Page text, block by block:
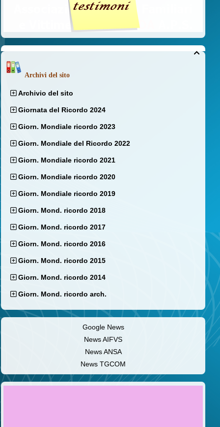

Archivi del sito
Archivio del sito
Giornata del Ricordo 2024
Giorn. Mondiale ricordo 2023
Giorn. Mondiale del Ricordo 2022
Giorn. Mondiale ricordo 2021
Giorn. Mondiale ricordo 2020
Giorn. Mondiale ricordo 2019
Giorn. Mond. ricordo 2018
Giorn. Mond. ricordo 2017
Giorn. Mond. ricordo 2016
Giorn. Mond. ricordo 2015
Giorn. Mond. ricordo 2014
Giorn. Mond. ricordo arch.
Google News
News AIFVS
News ANSA
News TGCOM